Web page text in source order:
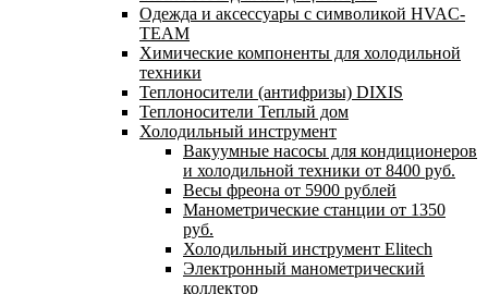
Одежда и аксессуары с символикой HVAC-
TEAM
Химические компоненты для холодильной
техники
Теплоносители (антифризы) DIXIS
Теплоносители Теплый дом
Холодильный инструмент
Вакуумные насосы для кондиционеров
и холодильной техники от 8400 руб.
Весы фреона от 5900 рублей
Манометрические станции от 1350
руб.
Холодильный инструмент Elitech
Электронный манометрический
коллектор